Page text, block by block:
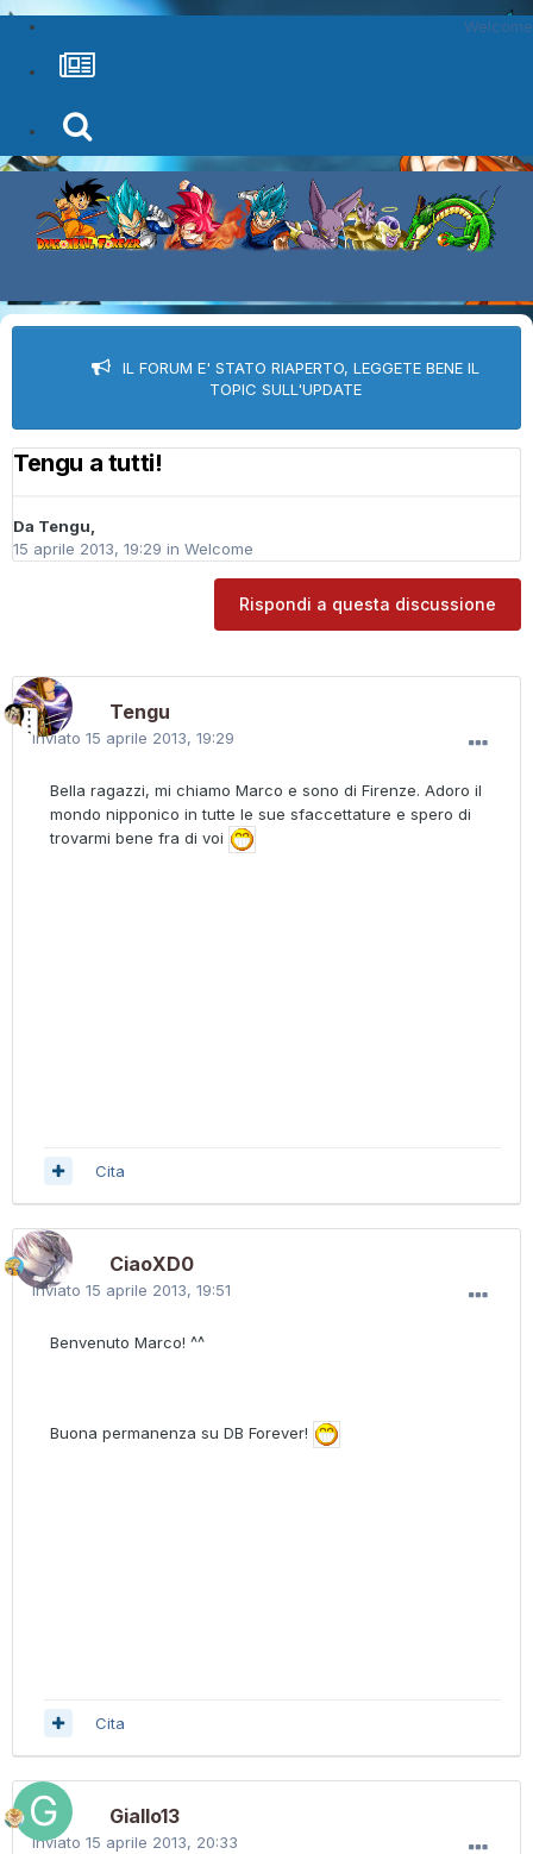
Welcome
IL FORUM E' STATO RIAPERTO, LEGGETE BENE IL
TOPIC SULL'UPDATE
Tengu a tutti!
Da Tengu,
15 aprile 2013, 19:29 in Welcome
Rispondi a questa discussione
Tengu
Inviato 15 aprile 2013, 19:29
Bella ragazzi, mi chiamo Marco e sono di Firenze. Adoro il
mondo nipponico in tutte le sue sfaccettature e spero di
trovarmi bene fra di voi
Cita
CiaoXD0
Inviato 15 aprile 2013, 19:51
Benvenuto Marco! ^^
Buona permanenza su DB Forever!
Cita
Giallo13
Inviato 15 aprile 2013, 20:33